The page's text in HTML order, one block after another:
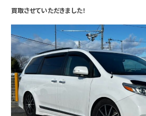
買取させていただきました！